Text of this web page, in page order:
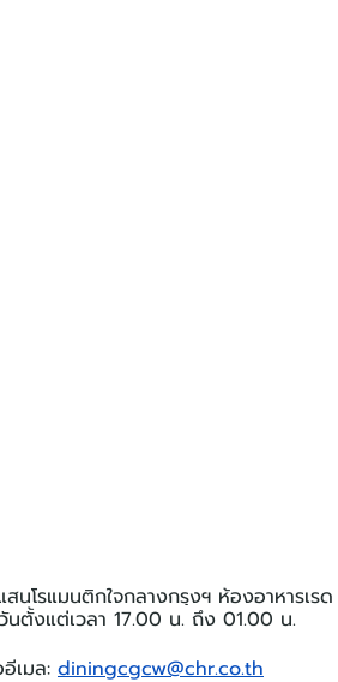
นโรแมนติกใจกลางกรุงฯ ห้องอาหารเรด
นตั้งแต่เวลา 17.00 น. ถึง 01.00 น.
เมล: diningcgcw@chr.co.th